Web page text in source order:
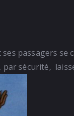
passagers se
par sécurité,